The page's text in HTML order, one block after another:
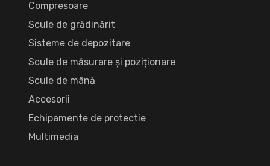
Compresoare
Scule de grădinărit
Sisteme de depozitare
Scule de măsurare și poziționare
Scule de mână
Accesorii
Echipamente de protectie
Multimedia